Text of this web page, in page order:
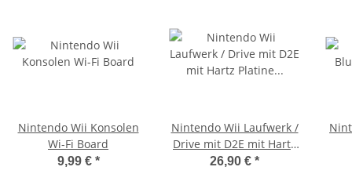
Nintendo Wii Konsolen
Wi-Fi Board
9,99 € *
Nintendo Wii Laufwerk /
Drive mit D2E mit Hartz
Platine für all WII
26,90 € *